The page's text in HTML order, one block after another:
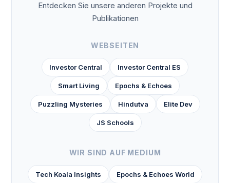
Entdecken Sie unsere anderen Projekte und
Publikationen
WEBSEITEN
Investor Central Investor Central ES
Smart Living Epochs & Echoes
Puzzling Mysteries Hindutva Elite Dev
JS Schools
WIR SIND AUF MEDIUM
Tech Koala Insights Epochs & Echoes World